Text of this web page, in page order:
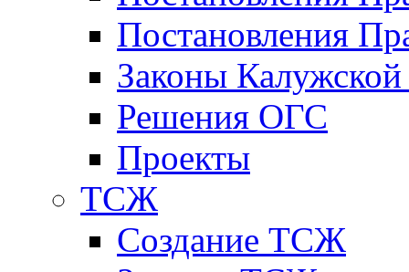
Постановления
Законы Калужской
Решения ОГС
Проекты
ТСЖ
Создание ТСЖ